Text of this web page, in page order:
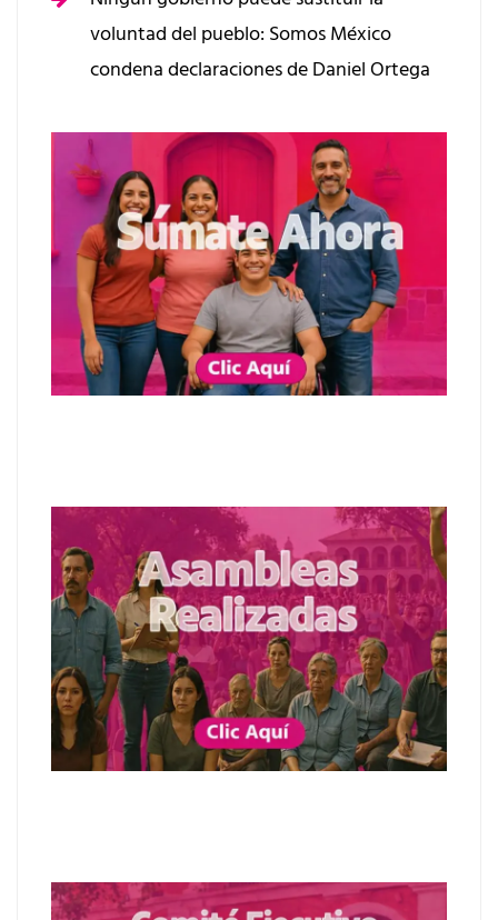
voluntad del pueblo: Somos México
condena declaraciones de Daniel Ortega